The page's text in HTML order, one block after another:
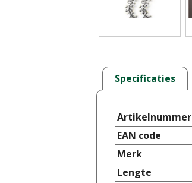
Specificaties
Artikelnummer
EAN code
Merk
Lengte